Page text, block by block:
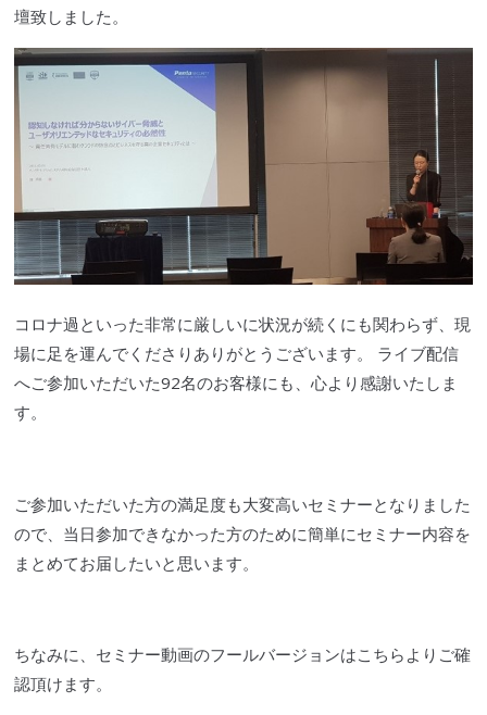
壇致しました。
コロナ過といった非常に厳しいに状況が続くにも関わらず、現
場に足を運んでくださりありがとうございます。 ライブ配信
へご参加いただいた92名のお客様にも、心より感謝いたしま
す。
ご参加いただいた方の満足度も大変高いセミナーとなりました
ので、当日参加できなかった方のために簡単にセミナー内容を
まとめてお届したいと思います。
ちなみに、 セミナー動画のフールバージョンはこちらよりご確
認頂けます。